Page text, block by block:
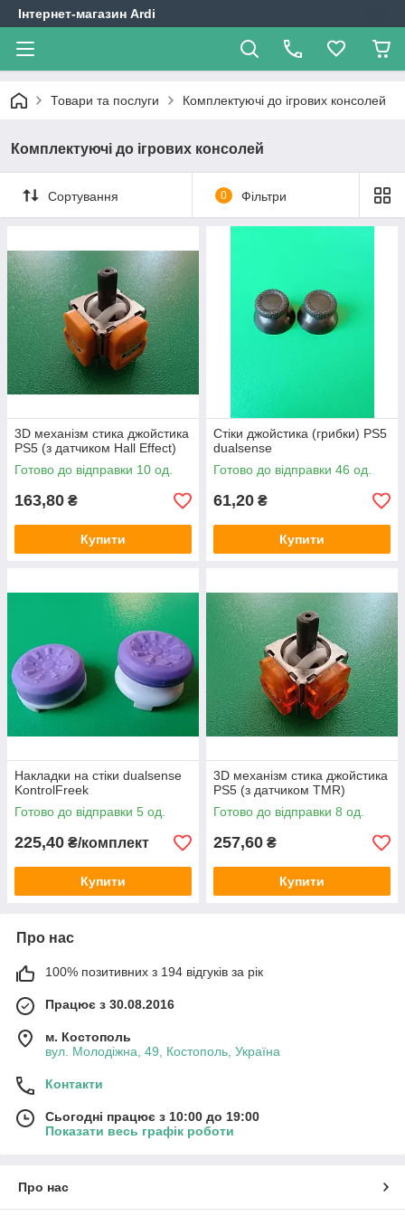
Інтернет-магазин Ardi
Товари та послуги Комплектуючі до ігрових консолей
Комплектуючі до ігрових консолей
Сортування 0 Фільтри
3D механізм стика джойстика
PS5 (з датчиком Hall Effect)
Готово до відправки 10 од.
163,80 ₴
Купити
Стіки джойстика (грибки) PS5
dualsense
Готово до відправки 46 од.
61,20 ₴
Купити
Накладки на стіки dualsense
KontrolFreek
Готово до відправки 5 од.
225,40 ₴/комплект
Купити
3D механізм стика джойстика
PS5 (з датчиком TMR)
Готово до відправки 8 од.
257,60 ₴
Купити
Про нас
100% позитивних з 194 відгуків за рік
Працює з 30.08.2016
м. Костополь
вул. Молодіжна, 49, Костополь, Україна
Контакти
Сьогодні працює з 10:00 до 19:00
Показати весь графік роботи
Про нас